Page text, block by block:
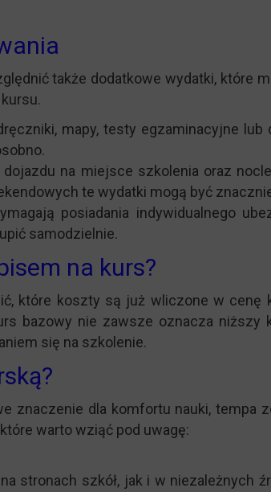
także dodatkowe wydatki, które
mapy, testy egzaminacyjne
na miejsce szkolenia oraz
te wydatki mogą być
posiadania indywidualnego
samodzielnie.
na kurs?
które koszty są już wliczone w cenę
bazowy nie zawsze oznacza niższy
się na szkolenie.
znaczenie dla komfortu nauki, tempa
warto wziąć pod uwagę:
szkół, jak i w niezależnych